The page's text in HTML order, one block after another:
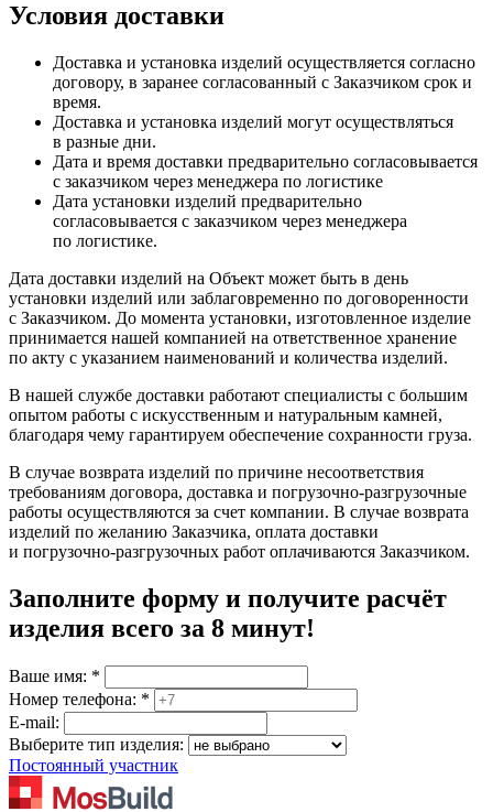
Условия доставки
Доставка и установка изделий осуществляется согласно
договору, в заранее согласованный с Заказчиком срок и
время.
Доставка и установка изделий могут осуществляться
в разные дни.
Дата и время доставки предварительно согласовывается
с заказчиком через менеджера по логистике
Дата установки изделий предварительно
согласовывается с заказчиком через менеджера
по логистике.
Дата доставки изделий на Объект может быть в день
установки изделий или заблаговременно по договоренности
с Заказчиком. До момента установки, изготовленное изделие
принимается нашей компанией на ответственное хранение
по акту с указанием наименований и количества изделий.
В нашей службе доставки работают специалисты с большим
опытом работы с искусственным и натуральным камней,
благодаря чему гарантируем обеспечение сохранности груза.
В случае возврата изделий по причине несоответствия
требованиям договора, доставка и погрузочно-разгрузочные
работы осуществляются за счет компании. В случае возврата
изделий по желанию Заказчика, оплата доставки
и погрузочно-разгрузочных работ оплачиваются Заказчиком.
Заполните форму и получите расчёт
изделия всего за 8 минут!
Ваше имя: *
Номер телефона: *
E-mail:
Выберите тип изделия:
Постоянный участник